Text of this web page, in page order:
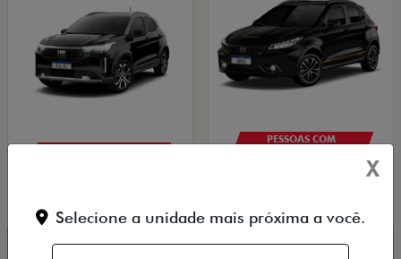
PESSOAS COM
X
Selecione a unidade mais próxima a você.